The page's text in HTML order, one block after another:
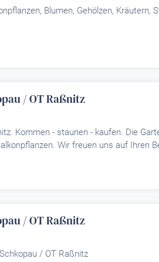
Blumen, Gehölzen, Kräutern,
/ OT Raßnitz
Kommen - staunen - kaufen. Die
Wir freuen uns auf Ihren
/ OT Raßnitz
/ OT Raßnitz